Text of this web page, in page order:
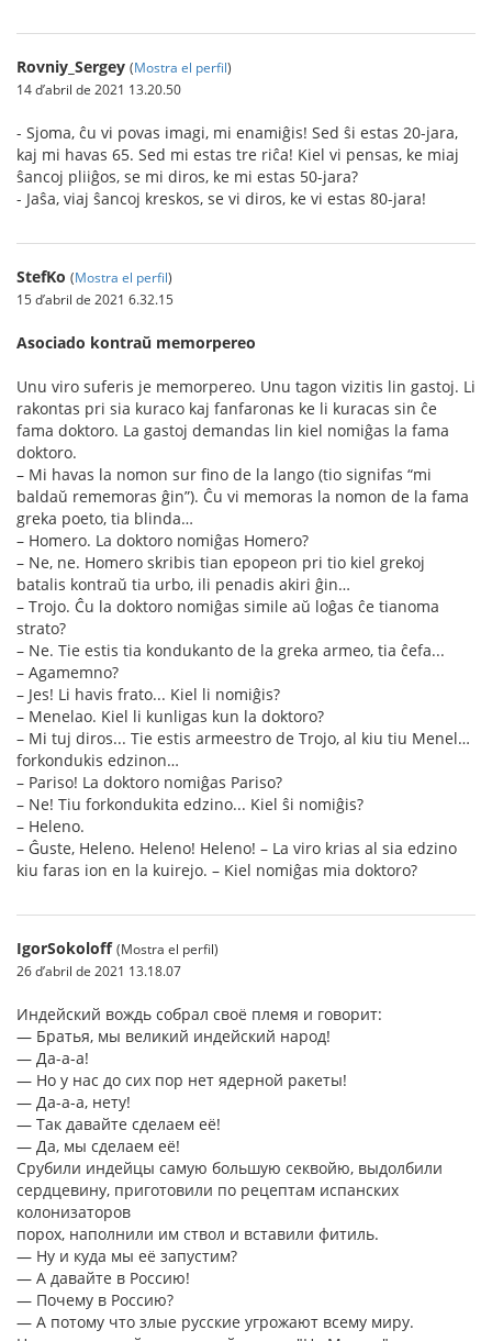
Rovniy_Sergey (Mostra el perfil)
14 d’abril de 2021 13.20.50
- Sjoma, ĉu vi povas imagi, mi enamiĝis! Sed ŝi estas 20-jara,
kaj mi havas 65. Sed mi estas tre riĉa! Kiel vi pensas, ke miaj
ŝancoj pliiĝos, se mi diros, ke mi estas 50-jara?
- Jaŝa, viaj ŝancoj kreskos, se vi diros, ke vi estas 80-jara!
StefKo (Mostra el perfil)
15 d’abril de 2021 6.32.15
Asociado kontraŭ memorpereo
Unu viro suferis je memorpereo. Unu tagon vizitis lin gastoj. Li
rakontas pri sia kuraco kaj fanfaronas ke li kuracas sin ĉe
fama doktoro. La gastoj demandas lin kiel nomiĝas la fama
doktoro.
– Mi havas la nomon sur fino de la lango (tio signifas “mi
baldaŭ rememoras ĝin”). Ĉu vi memoras la nomon de la fama
greka poeto, tia blinda…
– Homero. La doktoro nomiĝas Homero?
– Ne, ne. Homero skribis tian epopeon pri tio kiel grekoj
batalis kontraŭ tia urbo, ili penadis akiri ĝin…
– Trojo. Ĉu la doktoro nomiĝas simile aŭ loĝas ĉe tianoma
strato?
– Ne. Tie estis tia kondukanto de la greka armeo, tia ĉefa...
– Agamemno?
– Jes! Li havis frato... Kiel li nomiĝis?
– Menelao. Kiel li kunligas kun la doktoro?
– Mi tuj diros... Tie estis armeestro de Trojo, al kiu tiu Menel…
forkondukis edzinon…
– Pariso! La doktoro nomiĝas Pariso?
– Ne! Tiu forkondukita edzino... Kiel ŝi nomiĝis?
– Heleno.
– Ĝuste, Heleno. Heleno! Heleno! – La viro krias al sia edzino
kiu faras ion en la kuirejo. – Kiel nomiĝas mia doktoro?
IgorSokoloff (Mostra el perfil)
26 d’abril de 2021 13.18.07
Индейский вождь собрал своё племя и говорит:
— Братья, мы великий индейский народ!
— Да-а-а!
— Но у нас до сих пор нет ядерной ракеты!
— Да-а-а, нету!
— Так давайте сделаем её!
— Да, мы сделаем её!
Срубили индейцы самую большую секвойю, выдолбили
сердцевину, приготовили по рецептам испанских
колонизаторов
порох, наполнили им ствол и вставили фитиль.
— Ну и куда мы её запустим?
— А давайте в Россию!
— Почему в Россию?
— А потому что злые русские угрожают всему миру.